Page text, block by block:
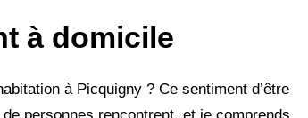
à domicile
à Picquigny ? Ce sentiment d’être
personnes rencontrent, et je comprends